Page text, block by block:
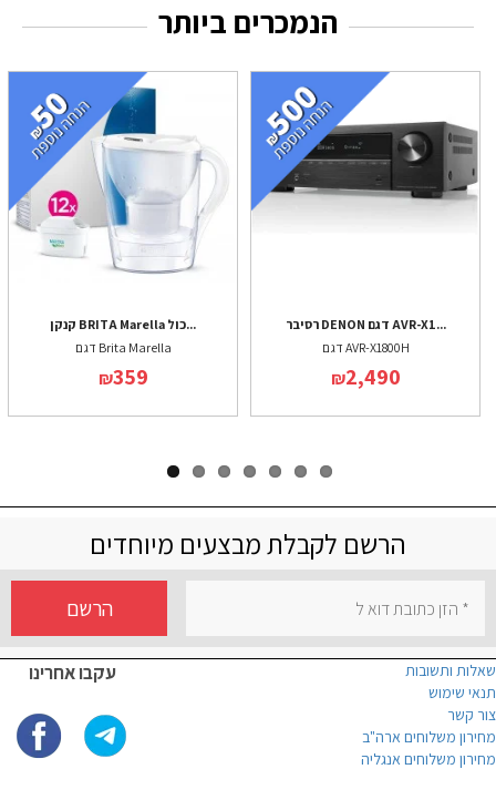
הנמכרים ביותר
קנקן BRITA Marella כול...
דגם Brita Marella
₪359
רסיבר DENON דגם AVR-X1...
דגם AVR-X1800H
₪2,490
הרשם לקבלת מבצעים מיוחדים
הרשם
עקבו אחרינו
שאלות ותשובות
תנאי שימוש
צור קשר
מחירון משלוחים ארה"ב
מחירון משלוחים אנגליה